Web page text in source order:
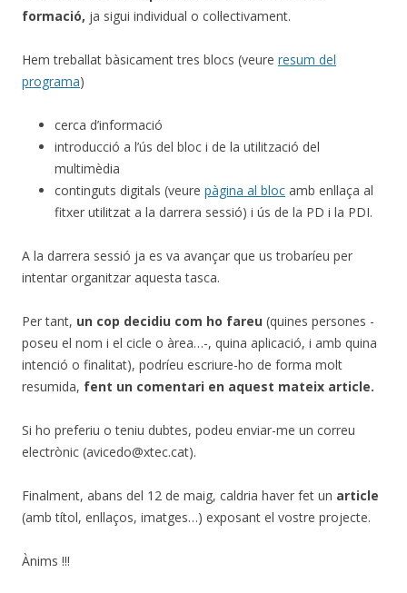
formació, ja sigui individual o col·lectivament.
Hem treballat bàsicament tres blocs (veure resum del
programa)
cerca d’informació
introducció a l’ús del bloc i de la utilització del
multimèdia
continguts digitals (veure pàgina al bloc amb enllaça al
fitxer utilitzat a la darrera sessió) i ús de la PD i la PDI.
A la darrera sessió ja es va avançar que us trobaríeu per
intentar organitzar aquesta tasca.
Per tant, un cop decidiu com ho fareu (quines persones -
poseu el nom i el cicle o àrea…-, quina aplicació, i amb quina
intenció o finalitat), podríeu escriure-ho de forma molt
resumida, fent un comentari en aquest mateix article.
Si ho preferiu o teniu dubtes, podeu enviar-me un correu
electrònic (avicedo@xtec.cat).
Finalment, abans del 12 de maig, caldria haver fet un article
(amb títol, enllaços, imatges…) exposant el vostre projecte.
Ànims !!!